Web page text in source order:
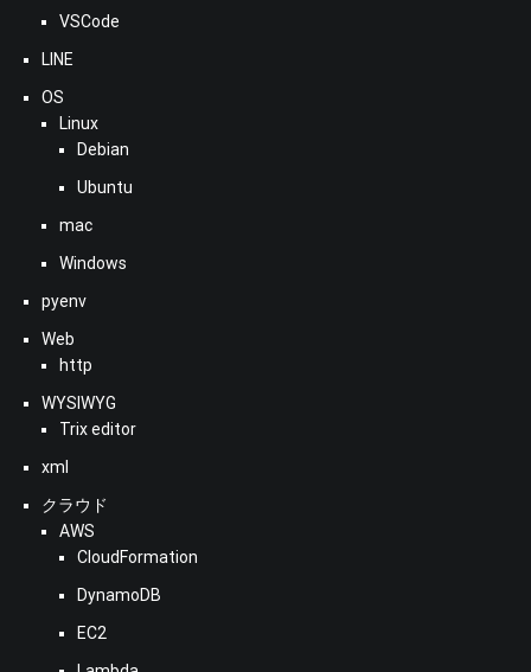
VSCode
LINE
OS
Linux
Debian
Ubuntu
mac
Windows
pyenv
Web
http
WYSIWYG
Trix editor
xml
クラウド
AWS
CloudFormation
DynamoDB
EC2